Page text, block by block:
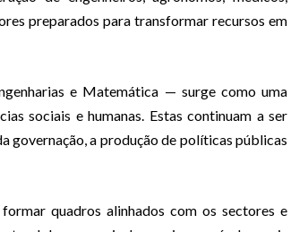
preparados para transformar recursos em
e Matemática — surge como uma
sociais e humanas. Estas continuam a ser
governação, a produção de políticas públicas
quadros alinhados com os sectores e